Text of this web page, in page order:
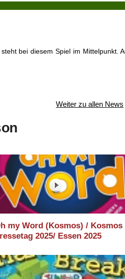
bei diesem Spiel im
Weiter zu allen News
my Word (Kosmos) / Kosmos
2025/ Essen 2025